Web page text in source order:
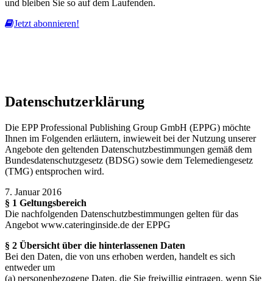
und bleiben Sie so auf dem Laufenden.
Jetzt abonnieren!
Datenschutzerklärung
Die EPP Professional Publishing Group GmbH (EPPG) möchte
Ihnen im Folgenden erläutern, inwieweit bei der Nutzung unserer
Angebote den geltenden Datenschutzbestimmungen gemäß dem
Bundesdatenschutzgesetz (BDSG) sowie dem Telemediengesetz
(TMG) entsprochen wird.
7. Januar 2016
§ 1 Geltungsbereich
Die nachfolgenden Datenschutzbestimmungen gelten für das
Angebot www.cateringinside.de der EPPG
§ 2 Übersicht über die hinterlassenen Daten
Bei den Daten, die von uns erhoben werden, handelt es sich
entweder um
(a) personenbezogene Daten, die Sie freiwillig eintragen, wenn Sie